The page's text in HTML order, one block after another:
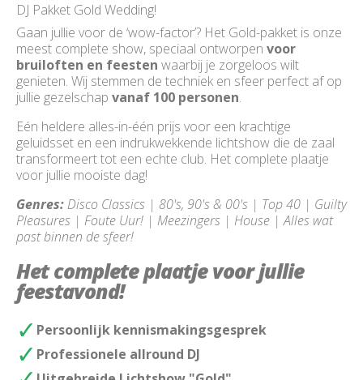
DJ Pakket Gold Wedding!
Gaan jullie voor de ‘wow-factor’? Het Gold-pakket is onze
meest complete show, speciaal ontworpen voor
bruiloften en feesten waarbij je zorgeloos wilt
genieten. Wij stemmen de techniek en sfeer perfect af op
jullie gezelschap vanaf 100 personen.
Eén heldere alles-in-één prijs voor een krachtige
geluidsset en een indrukwekkende lichtshow die de zaal
transformeert tot een echte club. Het complete plaatje
voor jullie mooiste dag!
Genres: Disco Classics | 80's, 90's & 00's | Top 40 | Guilty
Pleasures | Foute Uur! | Meezingers | House | Alles wat
past binnen de sfeer!
Het complete plaatje voor jullie
feestavond!
Persoonlijk kennismakingsgesprek
Professionele allround DJ